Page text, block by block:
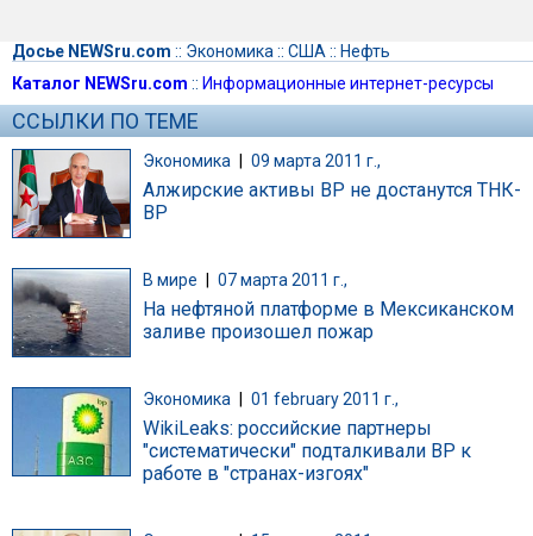
Досье NEWSru.com :: Экономика :: США :: Нефть
Каталог NEWSru.com :: Информационные интернет-ресурсы
ССЫЛКИ ПО ТЕМЕ
Экономика | 09 марта 2011 г.,
Алжирские активы ВР не достанутся ТНК-
ВР
В мире 07 марта 2011 г.,
На нефтяной платформе в Мексиканском
заливе произошел пожар
Экономика 01 february 2011 г.,
WikiLeaks: российские партнеры
"систематически" подталкивали ВР к
работе в "странах-изгоях"